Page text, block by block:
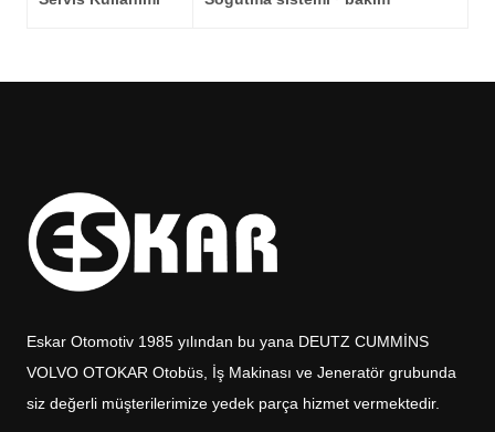
Eskar Otomotiv 1985 yılından bu yana DEUTZ CUMMİNS
VOLVO OTOKAR Otobüs, İş Makinası ve Jeneratör grubunda
siz değerli müşterilerimize yedek parça hizmet vermektedir.